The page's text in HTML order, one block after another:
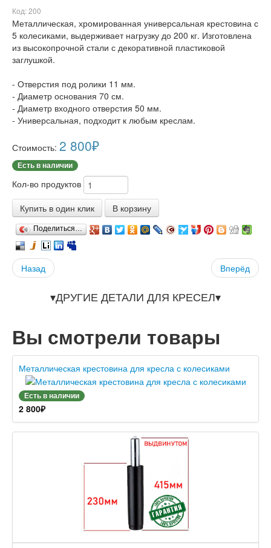
Код:200
Металлическая, хромированная универсальная крестовина с
5 колесиками, выдерживает нагрузку до 200 кг. Изготовлена
из высокопрочной стали с декоративной пластиковой
заглушкой.
- Отверстия под ролики 11 мм.
- Диаметр основания 70 см.
- Диаметр входного отверстия 50 мм.
- Универсальная, подходит к любым креслам.
Стоимость: 2 800₽
Есть в наличии
Кол-во продуктов
Купить в один клик В корзину
Поделиться…
Назад Вперёд
▾ДРУГИЕ ДЕТАЛИ ДЛЯ КРЕСЕЛ▾
Вы смотрели товары
Металлическая крестовина для кресла с колесиками
Есть в наличии
2 800₽